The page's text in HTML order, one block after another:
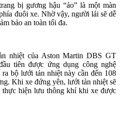
bị gương hậu “ảo” là một màn
đuôi xe. Nhờ vậy, người lái sẽ dễ
bảo an toàn tối đa.
nhiệt của Aston Martin DBS GT
tiên được ứng dụng công nghệ
bộ lưới tản nhiệt này cần đến 108
Khi xe đứng yên, lưới tản nhiệt sẽ
hiện lưu thông khí khi xe được